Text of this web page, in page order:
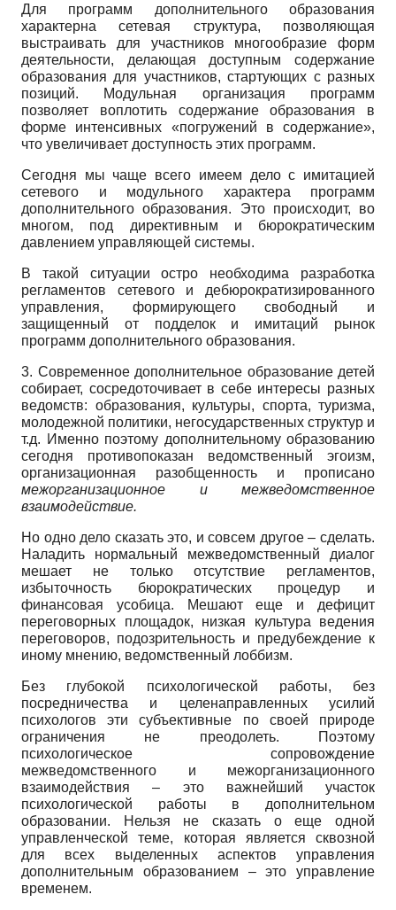
Для программ дополнительного образования
характерна сетевая структура, позволяющая
выстраивать для участников многообразие форм
деятельности, делающая доступным содержание
образования для участников, стартующих с разных
позиций. Модульная организация программ
позволяет воплотить содержание образования в
форме интенсивных «погружений в содержание»,
что увеличивает доступность этих программ.
Сегодня мы чаще всего имеем дело с имитацией
сетевого и модульного характера программ
дополнительного образования. Это происходит, во
многом, под директивным и бюрократическим
давлением управляющей системы.
В такой ситуации остро необходима разработка
регламентов сетевого и дебюрократизированного
управления, формирующего свободный и
защищенный от подделок и имитаций рынок
программ дополнительного образования.
3. Современное дополнительное образование детей
собирает, сосредоточивает в себе интересы разных
ведомств: образования, культуры, спорта, туризма,
молодежной политики, негосударственных структур и
т.д. Именно поэтому дополнительному образованию
сегодня противопоказан ведомственный эгоизм,
организационная разобщенность и прописано
межорганизационное и межведомственное
взаимодействие.
Но одно дело сказать это, и совсем другое – сделать.
Наладить нормальный межведомственный диалог
мешает не только отсутствие регламентов,
избыточность бюрократических процедур и
финансовая усобица. Мешают еще и дефицит
переговорных площадок, низкая культура ведения
переговоров, подозрительность и предубеждение к
иному мнению, ведомственный лоббизм.
Без глубокой психологической работы, без
посредничества и целенаправленных усилий
психологов эти субъективные по своей природе
ограничения не преодолеть. Поэтому
психологическое сопровождение
межведомственного и межорганизационного
взаимодействия – это важнейший участок
психологической работы в дополнительном
образовании. Нельзя не сказать о еще одной
управленческой теме, которая является сквозной
для всех выделенных аспектов управления
дополнительным образованием – это управление
временем.